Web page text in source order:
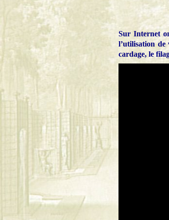
Sur Internet
l’utilisation de
cardage, le